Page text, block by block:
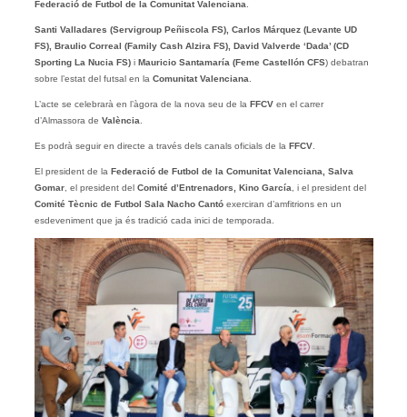
Federació de Futbol de la Comunitat Valenciana
Santi Valladares (Servigroup Peñiscola FS), Carlos Márquez (Levante UD
FS), Braulio Correal (Family Cash Alzira FS), David Valverde ‘Dada’ (CD
Sporting La Nucia FS)i Mauricio Santamaría (Feme Castellón CFS) debatran
sobre l’estat del futsal en la Comunitat Valenciana
L’acte se celebrarà en l’àgora de la nova seu de la FFCV en el carrer
d’Almassora de València
Es podrà seguir en directe a través dels canals oficials de la FFCV.
El president de la Federació de Futbol de la Comunitat Valenciana, Salva
Gomar, el president del Comité d’Entrenadors, Kino García , i el president del
Comité Tècnic de Futbol Sala Nacho Cantóexerciran d’amfitrions en un
esdeveniment que ja és tradició cada inici de temporada.